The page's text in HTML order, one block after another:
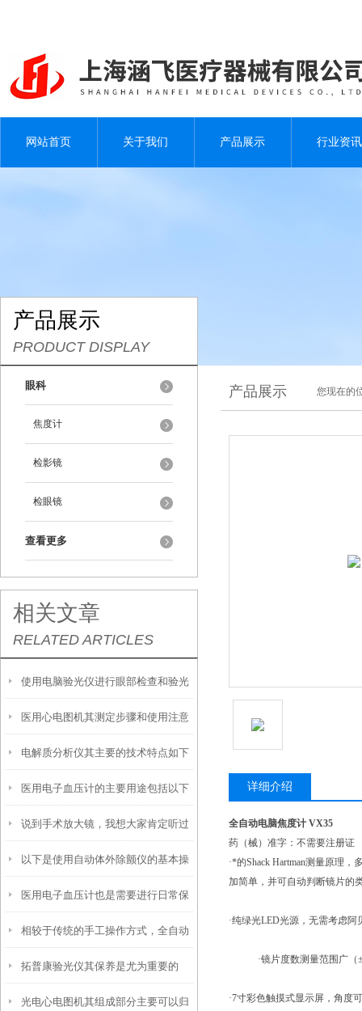
网站首页 关于我们 产品展示 行业资讯
产品展示
PRODUCT DISPLAY
眼科
焦度计
检影镜
检眼镜
查看更多
相关文章
RELATED ARTICLES
使用电脑验光仪进行眼部检查和验光
时，需要注意以下事项
医用心电图机其测定步骤和使用注意
事项如下
电解质分析仪其主要的技术特点如下
医用电子血压计的主要用途包括以下
几个方面
说到手术放大镜，我想大家肯定听过
那它是如何使用的呢？
以下是使用自动体外除颤仪的基本操
作方法
医用电子血压计也是需要进行日常保
养的
相较于传统的手工操作方式，全自动
凝血测试仪具有以下优势
拓普康验光仪其保养是尤为重要的
光电心电图机其组成部分主要可以归
产品展示 您现在的
详细介绍
全自动电脑焦度计 VX35
药（械）准字：不需要注册证
·*的Shack Hartman测量原理
加简单，并可自动判断镜片的
·纯绿光LED光源，无需考虑
·镜片度数测量范围广（
·7寸彩色触摸式显示屏，角度